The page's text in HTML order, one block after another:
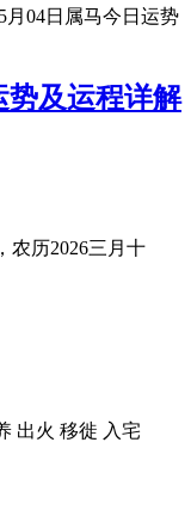
月04日属马今日运势
势及运程详解
农历2026三月十
出火 移徙 入宅